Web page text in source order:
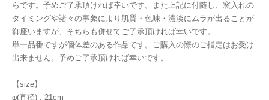
らです。予めご了承頂ければ幸いです。また上記に付随し、窯入れの
タイミングや諸々の事象により肌質・色味・濃淡にムラが出ることが
御座いますが、そちらも併せてご了承頂ければ幸いです。
単一品番ですが個体差のある作品です。ご購入の際のご指定はお受け
出来ません。予めご了承頂ければ幸いです。
【size】
φ(直径) : 21cm